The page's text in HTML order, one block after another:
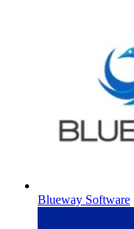
Blueway Software